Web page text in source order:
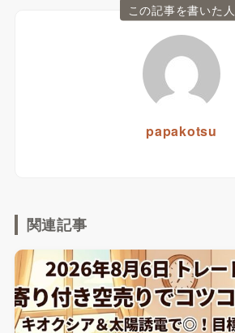
この記事を書いた人
papakotsu
関連記事